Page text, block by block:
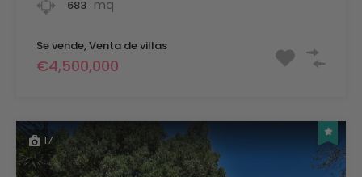
683 mq
Se vende, Venta de villas
€4,500,000
17